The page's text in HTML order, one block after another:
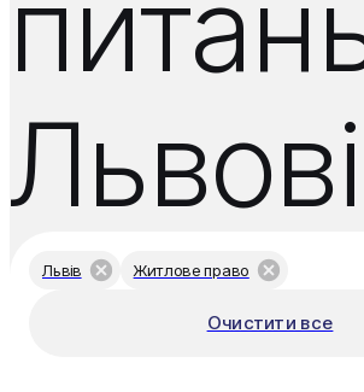
Львові
Львів Житлове право
Очистити все